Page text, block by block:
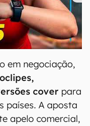
em negociação,
cover para
países. A aposta
apelo comercial,